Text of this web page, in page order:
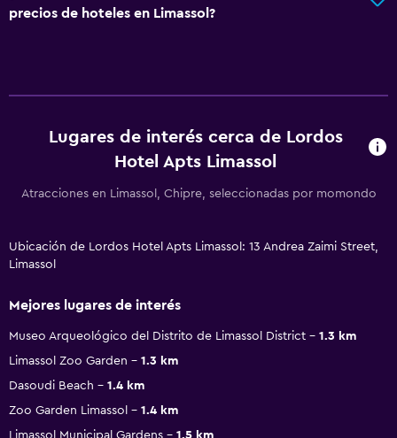
precios de hoteles en Limassol?
Lugares de interés cerca de Lordos
Hotel Apts Limassol
Atracciones en Limassol, Chipre, seleccionadas por momondo
Ubicación de Lordos Hotel Apts Limassol: 13 Andrea Zaimi Street,
Limassol
Mejores lugares de interés
Museo Arqueológico del Distrito de Limassol District
1.3 km
Limassol Zoo Garden
1.3 km
Dasoudi Beach
1.4 km
Zoo Garden Limassol
1.4 km
Limassol Municipal Gardens
1.5 km